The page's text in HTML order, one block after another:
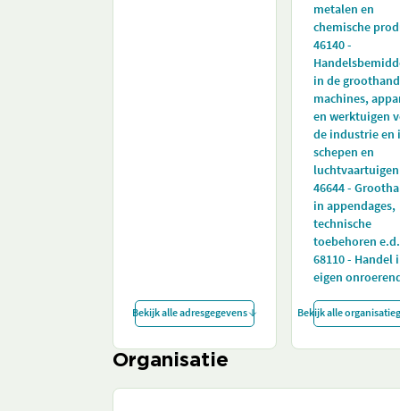
Bekijk alle adresgegevens
metalen en
chemische
46140 -
in de
machines,
en werktuigen
de industrie en
schepen en
luchtvaartuigen
46644 -
in appendages,
technische
toebehoren e.d.
68110 - Handel
eigen
Bekijk alle
Organisatie